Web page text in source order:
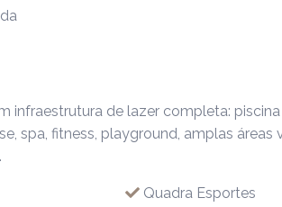
infraestrutura de lazer completa:
spa, fitness, playground, amplas áreas
Quadra Esportes